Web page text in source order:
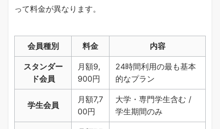
って料金が異なります。
会員種別 料金 内容
スタンダー
ド会員
月額9,
900円
24時間利用の最も基本
的なプラン
学生会員
月額7,7
00円
大学・専門学生含む /
学生期間のみ